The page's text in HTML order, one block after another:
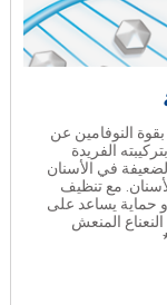
النوفامين عن
الفريدة
في الأسنان
مع تنظيف
حماية يساعد على
المنعش